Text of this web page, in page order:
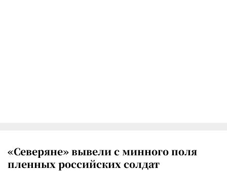
«Северяне» вывели с минного поля
пленных российских солдат